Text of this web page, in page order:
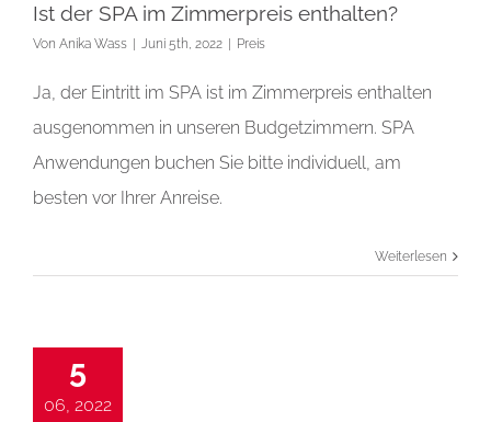
Ist der SPA im Zimmerpreis enthalten?
Von Anika Wass Juni 5th, 2022 Preis
Ja, der Eintritt im SPA ist im Zimmerpreis enthalten
ausgenommen in unseren Budgetzimmern. SPA
Anwendungen buchen Sie bitte individuell, am
besten vor Ihrer Anreise.
Weiterlesen
5
06, 2022